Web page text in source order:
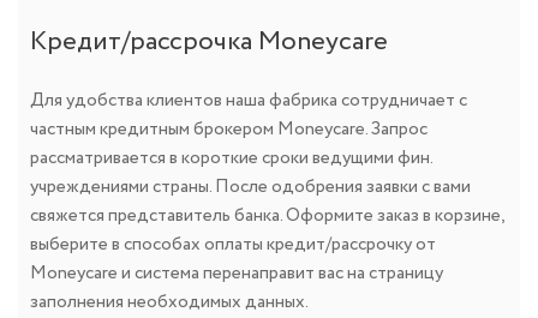
Кредит/рассрочка Moneycare
Для удобства клиентов наша фабрика сотрудничает с
частным кредитным брокером Moneycare. Запрос
рассматривается в короткие сроки ведущими фин.
учреждениями страны. После одобрения заявки с вами
свяжется представитель банка. Оформите заказ в корзине,
выберите в способах оплаты кредит/рассрочку от
Moneycare и система перенаправит вас на страницу
заполнения необходимых данных.